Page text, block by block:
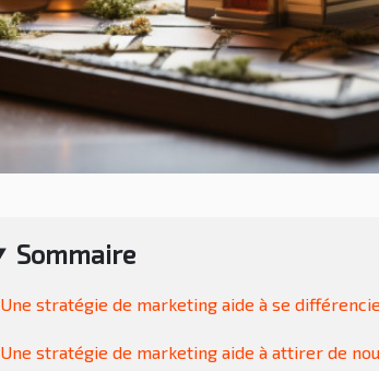
Sommaire
Une stratégie de marketing aide à se
Une stratégie de marketing aide à attirer de